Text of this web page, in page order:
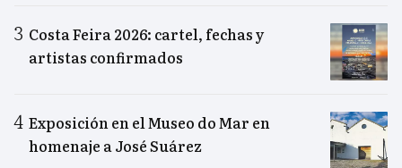
Costa Feira 2026: cartel, fechas y
artistas confirmados
Exposición en el Museo do Mar en
homenaje a José Suárez